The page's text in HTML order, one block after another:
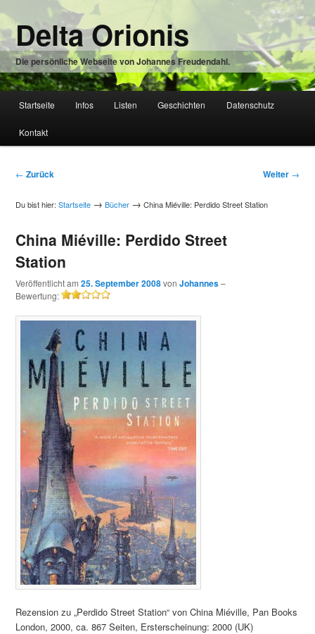
Inhalt
wechseln
Delta Orionis
Die persönliche Webseite von Johannes Freudendahl.
Zum
Inhalt
Startseite Infos Listen Geschichten Datenschutz
Kontakt
Beitragsnavigation
← Zurück Weiter →
Du bist hier:Startseite → Bücher → China Miéville: Perdido Street Station
China Miéville: Perdido Street
Station
Veröffentlicht am25. September 2008vonJohannes–
Bewertung:
Rezension zu „Perdido Street Station“ von China Miéville, Pan Books
London, 2000, ca. 867 Seiten, Ersterscheinung: 2000 (UK)